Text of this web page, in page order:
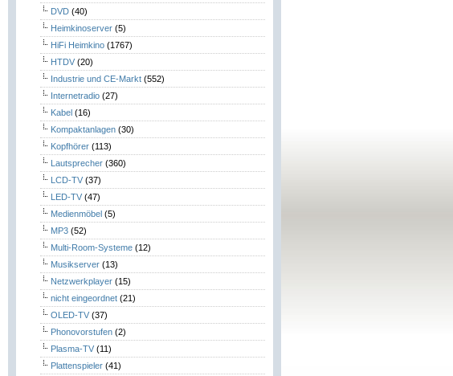
DVD (40)
Heimkinoserver (5)
HiFi Heimkino (1767)
HTDV (20)
Industrie und CE-Markt (552)
Internetradio (27)
Kabel (16)
Kompaktanlagen (30)
Kopfhörer (113)
Lautsprecher (360)
LCD-TV (37)
LED-TV (47)
Medienmöbel (5)
MP3 (52)
Multi-Room-Systeme (12)
Musikserver (13)
Netzwerkplayer (15)
nicht eingeordnet (21)
OLED-TV (37)
Phonovorstufen (2)
Plasma-TV (11)
Plattenspieler (41)